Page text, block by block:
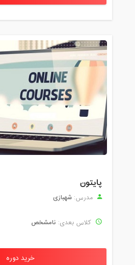
پایتون
مدرس: شهبازی
کلاس بعدی: نامشخص
خرید دوره